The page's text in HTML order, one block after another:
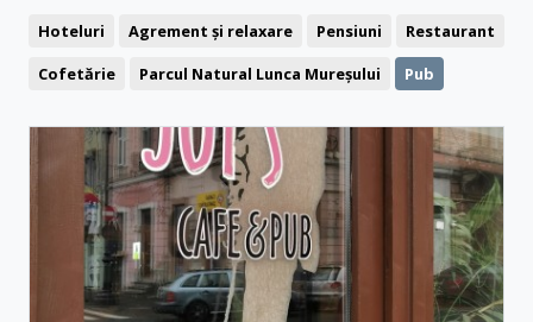
Hoteluri Agrement și relaxare Pensiuni
Restaurant
Cofetărie
Parcul Natural Lunca Mureșului
Pub
Cetăți și castele
Ștranduri
Biserici
Muzee și Case memoriale
Monumente
Clubbing
Teatru Bistro